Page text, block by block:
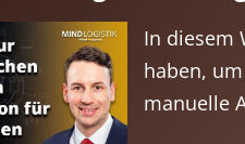
In diesem
haben,
manuelle